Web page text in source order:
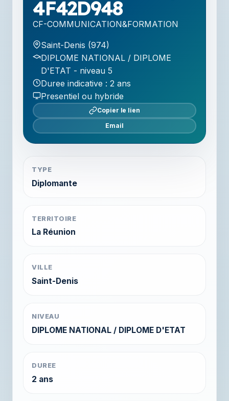
4F42D948
CF-COMMUNICATION&FORMATION
Saint-Denis (974)
DIPLOME NATIONAL / DIPLOME
D'ETAT - niveau 5
Duree indicative : 2 ans
Presentiel ou hybride
Copier le lien
Email
TYPE
Diplomante
TERRITOIRE
La Réunion
VILLE
Saint-Denis
NIVEAU
DIPLOME NATIONAL / DIPLOME D'ETAT
DUREE
2 ans